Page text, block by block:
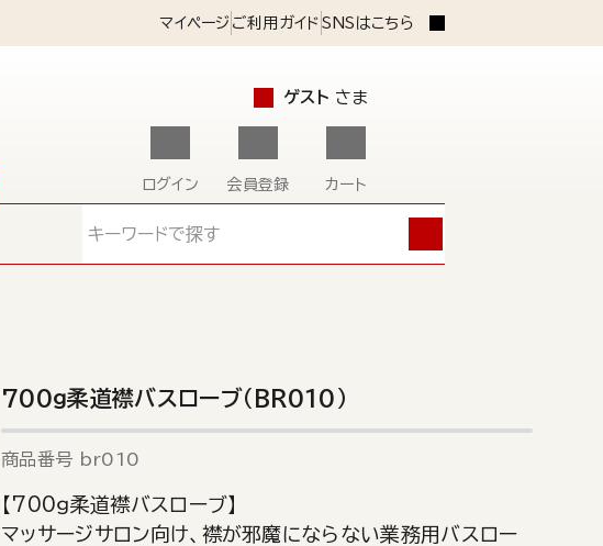
マイページ ご利用ガイド SNSはこちら
ゲスト さま
ログイン 会員登録 カート
700ｇ柔道襟バスローブ（BR010）
商品番号 br010
【700ｇ柔道襟バスローブ】
マッサージサロン向け、襟が邪魔にならない業務用バスロー